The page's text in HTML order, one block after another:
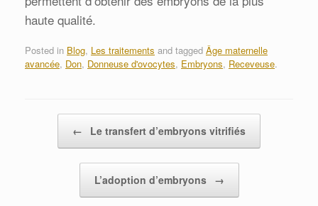
haute qualité.
Posted in Blog, Les traitements and tagged Âge maternelle
avancée, Don, Donneuse d'ovocytes, Embryons, Receveuse.
← Le transfert d’embryons vitrifiés
L’adoption d’embryons →